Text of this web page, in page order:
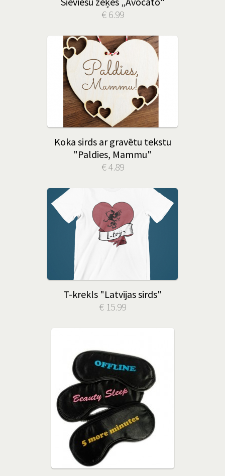
€ 6.99
Koka sirds ar gravētu tekstu
"Paldies, Mammu"
€ 4.89
T-krekls "Latvijas sirds"
€ 15.99